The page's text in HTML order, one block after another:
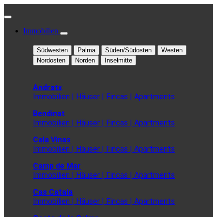
Immobilien
Südwesten Palma Süden/Südosten
Westen
Nordosten
Norden Inselmitte
Andratx
Immobilien | Häuser | Fincas | Apartments
Bendinat
Immobilien | Häuser | Fincas | Apartments
Cala Vinas
Immobilien | Häuser | Fincas | Apartments
Camp de Mar
Immobilien | Häuser | Fincas | Apartments
Cas Catala
Immobilien | Häuser | Fincas | Apartments